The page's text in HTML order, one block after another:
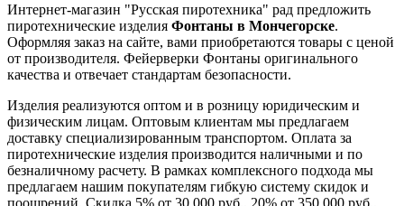
Интернет-магазин "Русская пиротехника" рад предложить
пиротехнические изделия Фонтаны в Мончегорске.
Оформляя заказ на сайте, вами приобретаются товары с ценой
от производителя. Фейерверки Фонтаны оригинального
качества и отвечает стандартам безопасности.
Изделия реализуются оптом и в розницу юридическим и
физическим лицам. Оптовым клиентам мы предлагаем
доставку специализированным транспортом. Оплата за
пиротехнические изделия производится наличными и по
безналичному расчету. В рамках комплексного подхода мы
предлагаем нашим покупателям гибкую систему скидок и
поощрений. Скидка 5% от 30 000 руб., 20% от 350 000 руб.,